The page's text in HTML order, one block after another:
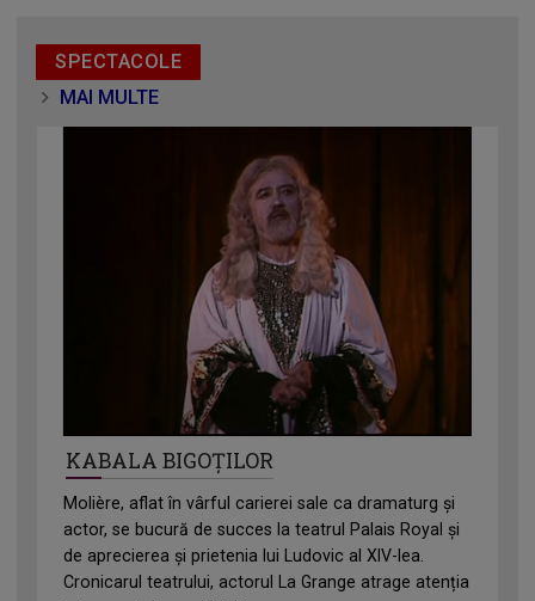
SPECTACOLE
MAI MULTE
KABALA BIGOȚILOR
Molière, aflat în vârful carierei sale ca dramaturg și
actor, se bucură de succes la teatrul Palais Royal și
de aprecierea și prietenia lui Ludovic al XIV-lea.
Cronicarul teatrului, actorul La Grange atrage atenția